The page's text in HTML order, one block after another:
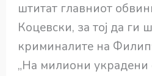
штитат главниот
Коцевски, за тој да ги
криминалите на
„На милиони